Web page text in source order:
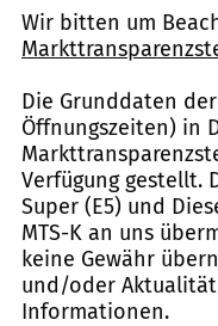
Wir bitten um
Die Grunddaten
Öffnungszeiten) in
Verfügung gestellt.
Super (E5) und
MTS-K an uns
keine Gewähr
und/oder
Informationen.